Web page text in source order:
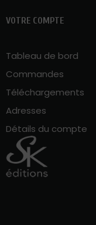
VOTRE COMPTE
Tableau de bord
Commandes
Téléchargements
Adresses
Détails du compte